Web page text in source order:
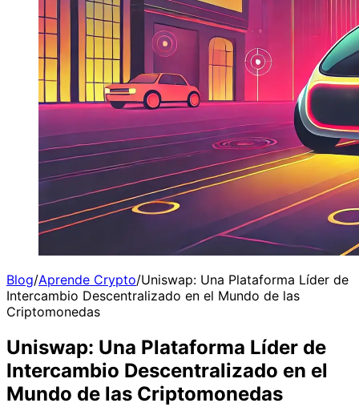
Blog/Aprende Crypto/Uniswap: Una Plataforma Líder de
Intercambio Descentralizado en el Mundo de las
Criptomonedas
Uniswap: Una Plataforma Líder de
Intercambio Descentralizado en el
Mundo de las Criptomonedas